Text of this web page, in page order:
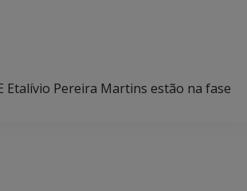
Etalívio Pereira Martins estão na fase